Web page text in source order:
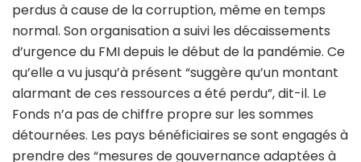
perdus à cause de la corruption, même en temps
normal. Son organisation a suivi les décaissements
d’urgence du FMI depuis le début de la pandémie. Ce
qu’elle a vu jusqu’à présent “suggère qu’un montant
alarmant de ces ressources a été perdu”, dit-il. Le
Fonds n’a pas de chiffre propre sur les sommes
détournées. Les pays bénéficiaires se sont engagés à
prendre des “mesures de gouvernance adaptées à